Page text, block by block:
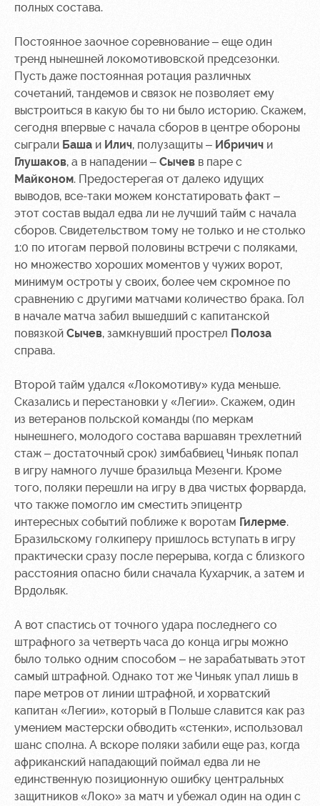
полных состава.
Постоянное заочное соревнование – еще один
тренд нынешней локомотивовской предсезонки.
Пусть даже постоянная ротация различных
сочетаний, тандемов и связок не позволяет ему
выстроиться в какую бы то ни было историю. Скажем,
сегодня впервые с начала сборов в центре обороны
сыграли Баша и Илич, полузащиты – Ибричич и
Глушаков, а в нападении – Сычев в паре с
Майконом. Предостерегая от далеко идущих
выводов, все-таки можем констатировать факт –
этот состав выдал едва ли не лучший тайм с начала
сборов. Свидетельством тому не только и не столько
1:0 по итогам первой половины встречи с поляками,
но множество хороших моментов у чужих ворот,
минимум остроты у своих, более чем скромное по
сравнению с другими матчами количество брака. Гол
в начале матча забил вышедший с капитанской
повязкой Сычев, замкнувший прострел Полоза
справа.
Второй тайм удался «Локомотиву» куда меньше.
Сказались и перестановки у «Легии». Скажем, один
из ветеранов польской команды (по меркам
нынешнего, молодого состава варшавян трехлетний
стаж – достаточный срок) зимбабвиец Чиньяк попал
в игру намного лучше бразильца Мезенги. Кроме
того, поляки перешли на игру в два чистых форварда,
что также помогло им сместить эпицентр
интересных событий поближе к воротам Гилерме.
Бразильскому голкиперу пришлось вступать в игру
практически сразу после перерыва, когда с близкого
расстояния опасно били сначала Кухарчик, а затем и
Врдольяк.
А вот спастись от точного удара последнего со
штрафного за четверть часа до конца игры можно
было только одним способом – не зарабатывать этот
самый штрафной. Однако тот же Чиньяк упал лишь в
паре метров от линии штрафной, и хорватский
капитан «Легии», который в Польше славится как раз
умением мастерски обводить «стенки», использовал
шанс сполна. А вскоре поляки забили еще раз, когда
африканский нападающий поймал едва ли не
единственную позиционную ошибку центральных
защитников «Локо» за матч и убежал один на один с